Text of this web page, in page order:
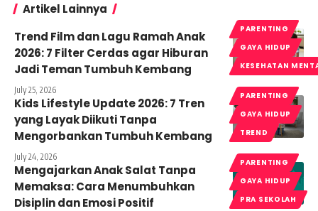
Artikel Lainnya
PARENTING
GAYA HIDUP
KESEHATAN
Trend Film dan Lagu Ramah Anak
2026: 7 Filter Cerdas agar Hiburan
Jadi Teman Tumbuh Kembang
July 25, 2026
PARENTING
GAYA HIDUP
TREND
Kids Lifestyle Update 2026: 7 Tren
yang Layak Diikuti Tanpa
Mengorbankan Tumbuh Kembang
July 24, 2026
PARENTING
GAYA HIDUP
PRA SEKOLAH
Mengajarkan Anak Salat Tanpa
Memaksa: Cara Menumbuhkan
Disiplin dan Emosi Positif